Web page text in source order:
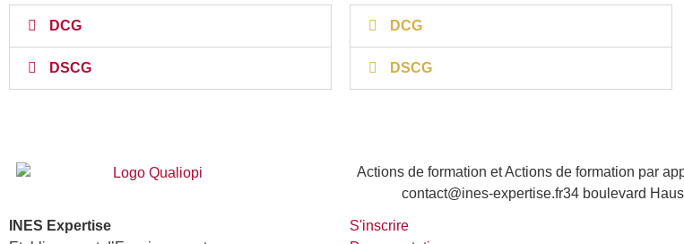
DCG
DSCG
DCG
DSCG
Actions de formation et Actions de formation par
contact@ines-expertise.fr34 boulevard
INES Expertise
S'inscrire